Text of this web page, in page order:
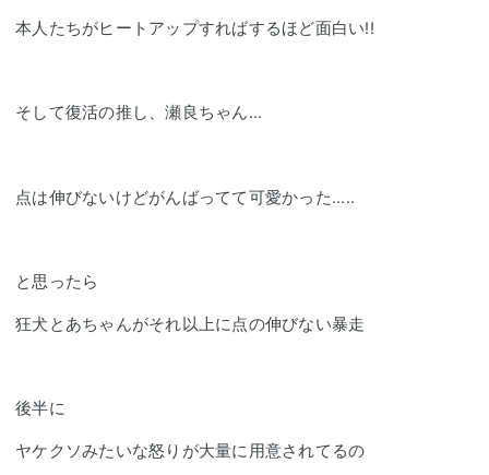
本人たちがヒートアップすればするほど面白い!!
そして復活の推し、瀬良ちゃん...
点は伸びないけどがんばってて可愛かった.....
と思ったら
狂犬とあちゃんがそれ以上に点の伸びない暴走
後半に
ヤケクソみたいな怒りが大量に用意されてるの